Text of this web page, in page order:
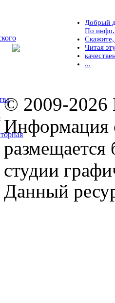
Добрый
По
Читая
...
© 2009-2026
Информация
размещается
студии
Данный